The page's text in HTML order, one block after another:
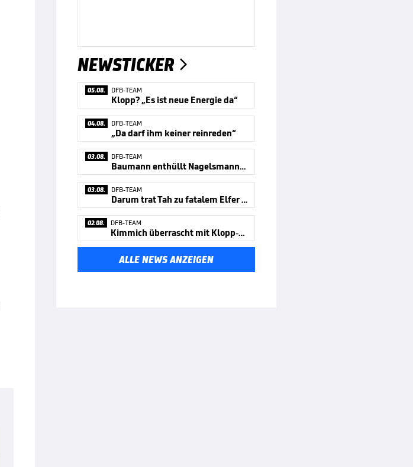
NEWSTICKER 
05.08. DFB-TEAM
Klopp? „Es ist neue Energie da“
04.08. DFB-TEAM
„Da darf ihm keiner reinreden“
03.08. DFB-TEAM
Baumann enthüllt Nagelsmann-Gespräch
03.08. DFB-TEAM
Darum trat Tah zu fatalem Elfer an
02.08. DFB-TEAM
Kimmich überrascht mit Klopp-Aussage
ALLE NEWS ANZEIGEN